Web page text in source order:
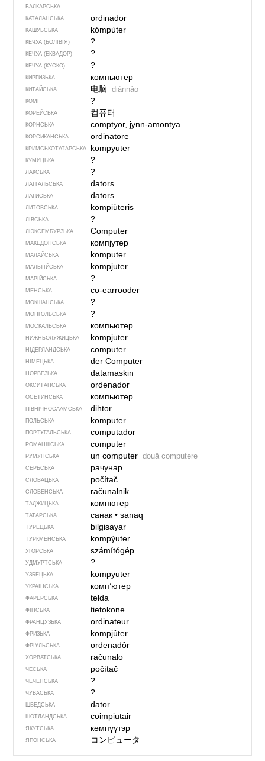
БАЛКАРСЬКА
КАТАЛАНСЬКА ordinador
КАШУБСЬКА kómpùter
КЕЧУА (БОЛІВІЯ) ?
КЕЧУА (ЕКВАДОР) ?
КЕЧУА (КУСКО) ?
КИРГИЗЬКА компьютер
КИТАЙСЬКА 电脑 diànnǎo
КОМІ ?
КОРЕЙСЬКА 컴퓨터
КОРНСЬКА comptyor, jynn-amontya
КОРСИКАНСЬКА ordinatore
КРИМСЬКОТАТАРСЬКА kompyuter
КУМИЦЬКА ?
ЛАКСЬКА ?
ЛАТГАЛЬСЬКА dators
ЛАТИСЬКА dators
ЛИТОВСЬКА kompiùteris
ЛІВСЬКА ?
ЛЮКСЕМБУРЗЬКА Computer
МАКЕДОНСЬКА компјутер
МАЛАЙСЬКА komputer
МАЛЬТІЙСЬКА kompjuter
МАРІЙСЬКА ?
МЕНСЬКА co-earrooder
МОКШАНСЬКА ?
МОНГОЛЬСЬКА ?
МОСКАЛЬСЬКА компьютер
НИЖНЬОЛУЖИЦЬКА kompjuter
НІДЕРЛАНДСЬКА computer
НІМЕЦЬКА der Computer
НОРВЕЗЬКА datamaskin
ОКСИТАНСЬКА ordenador
ОСЕТИНСЬКА компьютер
ПІВНІЧНОСААМСЬКА dihtor
ПОЛЬСЬКА komputer
ПОРТУГАЛЬСЬКА computador
РОМАНШСЬКА computer
РУМУНСЬКА un computer două computere
СЕРБСЬКА рачунар
СЛОВАЦЬКА počítač
СЛОВЕНСЬКА računalnik
ТАДЖИЦЬКА компютер
ТАТАРСЬКА санак• sanaq
ТУРЕЦЬКА bilgisayar
ТУРКМЕНСЬКА kompýuter
УГОРСЬКА számítógép
УДМУРТСЬКА ?
УЗБЕЦЬКА kompyuter
УКРАЇНСЬКА комп’ютер
ФАРЕРСЬКА telda
ФІНСЬКА tietokone
ФРАНЦУЗЬКА ordinateur
ФРИЗЬКА kompjûter
ФРІУЛЬСЬКА ordenadôr
ХОРВАТСЬКА računalo
ЧЕСЬКА počítač
ЧЕЧЕНСЬКА ?
ЧУВАСЬКА ?
ШВЕДСЬКА dator
ШОТЛАНДСЬКА coimpiutair
ЯКУТСЬКА көмпүүтэр
ЯПОНСЬКА コンピュータ